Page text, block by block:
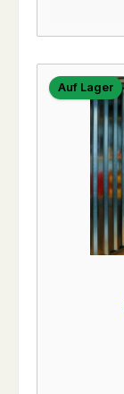
Auf Lager